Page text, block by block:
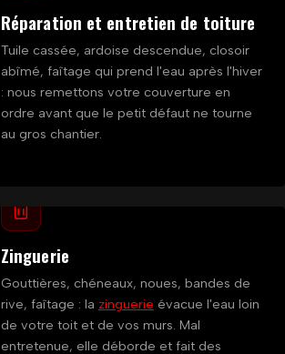
Réparation et entretien de toiture
Tuile cassée, ardoise descendue, closoir
abîmé, faîtage qui prend l'eau après l'hiver
: nous remettons votre couverture en
ordre avant que le petit défaut ne tourne
au gros chantier.
Zinguerie
Gouttières, chéneaux, noues, bandes de
rive, faîtage : la zinguerie évacue l'eau loin
de votre toit et de vos murs. Mal
entretenue, elle déborde et fait des